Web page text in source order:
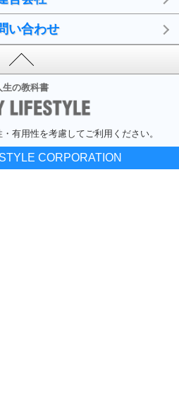
い合わせ
生の教科書
有用性を考慮してご利用ください。
CORPORATION